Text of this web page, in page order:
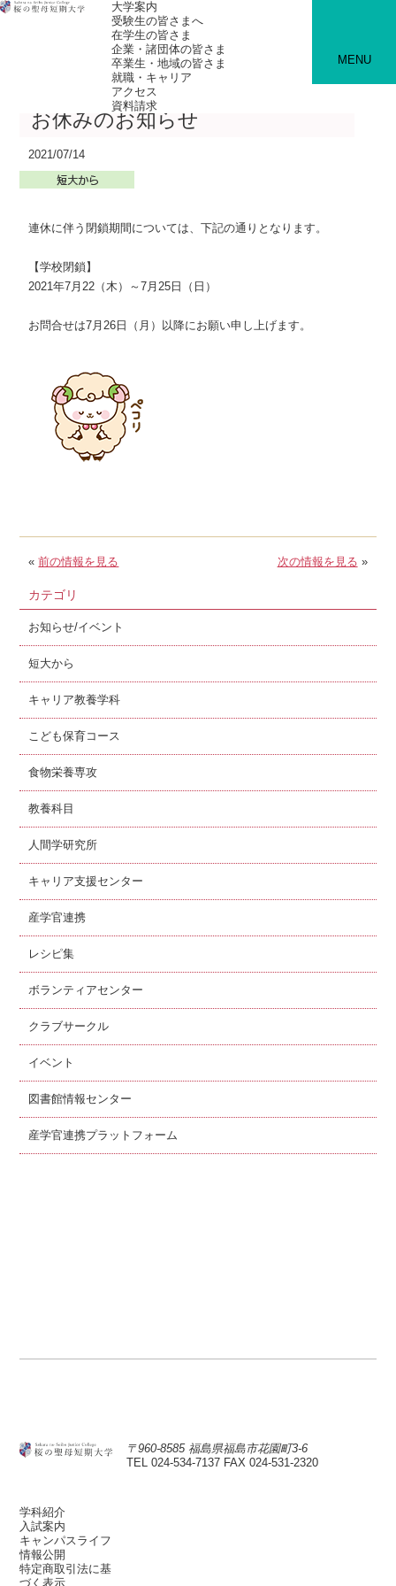
大学案内
受験生の皆さまへ
在学生の皆さま
企業・諸団体の皆さま
卒業生・地域の皆さま
就職・キャリア
アクセス
資料請求
MENU
お休みのお知らせ
2021/07/14
連休に伴う閉鎖期間については、下記の通りとなります。
【学校閉鎖】
2021年7月22（木）～7月25日（日）
お問合せは7月26日（月）以降にお願い申し上げます。
«前の情報を見る 次の情報を見る »
カテゴリ
お知らせ/イベント
短大から
キャリア教養学科
こども保育コース
食物栄養専攻
教養科目
人間学研究所
キャリア支援センター
産学官連携
レシピ集
ボランティアセンター
クラブサークル
イベント
図書館情報センター
産学官連携プラットフォーム
〒960-8585 福島県福島市花園町3-6
TEL 024-534-7137 FAX 024-531-2320
学科紹介
入試案内
キャンパスライフ
情報公開
特定商取引法に基
づく表示